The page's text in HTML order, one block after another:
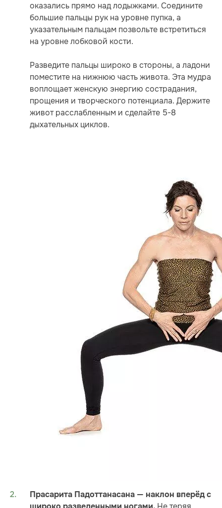
оказались прямо над лодыжками. Соедините
большие пальцы рук на уровне пупка, а
указательным пальцам позвольте встретиться
на уровне лобковой кости.
Разведите пальцы широко в стороны, а ладони
поместите на нижнюю часть живота. Эта мудра
воплощает женскую энергию сострадания,
прощения и творческого потенциала. Держите
живот расслабленным и сделайте 5-8
дыхательных циклов.
Прасарита Падоттанасана — наклон вперёд с